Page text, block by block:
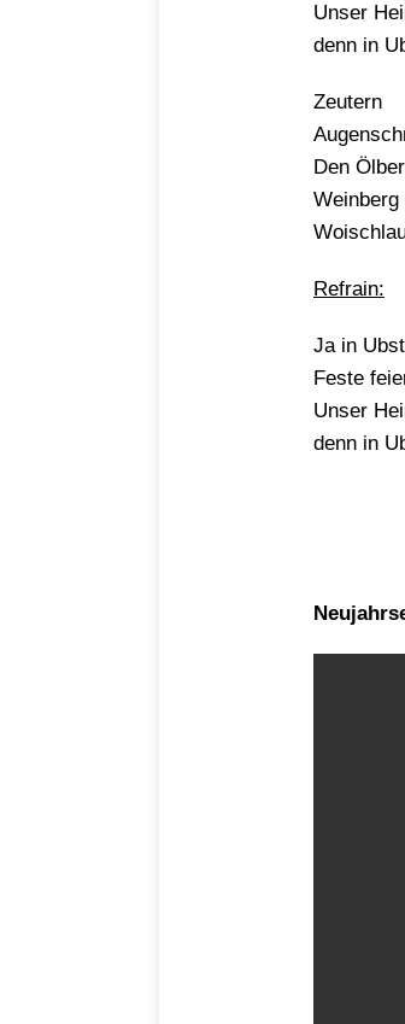
Unser
denn in
Den
Refrain:
Ja in
Feste
Unser
denn in